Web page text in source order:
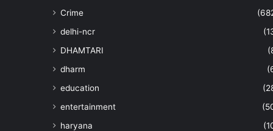
Crime
delhi-ncr
DHAMTARI
dharm
education
entertainment
haryana